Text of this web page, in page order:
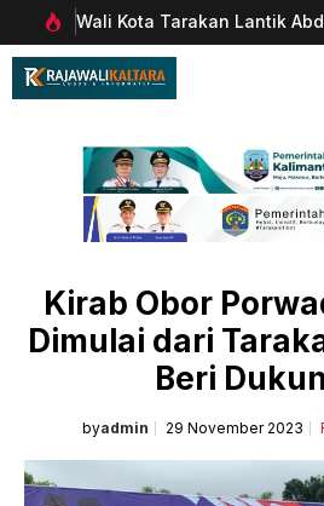
Langsung
ke
Wali Kota Tarakan Lantik
sebagai Sekda
Kirab Obor
Dimulai dari
Beri
byadmin 29 November 2023